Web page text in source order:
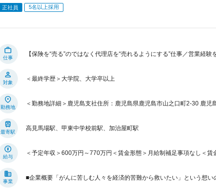
正社員 5名以上採用
仕事
【保険を“売る”のではなく代理店を“売れるようにする”仕事／営業経
対象
＜最終学歴＞大学院、大学卒以上
勤務地
＜勤務地詳細＞鹿児島支社住所：鹿児島県鹿児島市山之口町2-30 鹿
最寄駅
高見馬場駅、甲東中学校前駅、加治屋町駅
給与
＜予定年収＞600万円～770万円＜賃金形態＞月給制補足事項なし＜
事業
■企業概要「がんに苦しむ人々を経済的苦難から救いたい」という想